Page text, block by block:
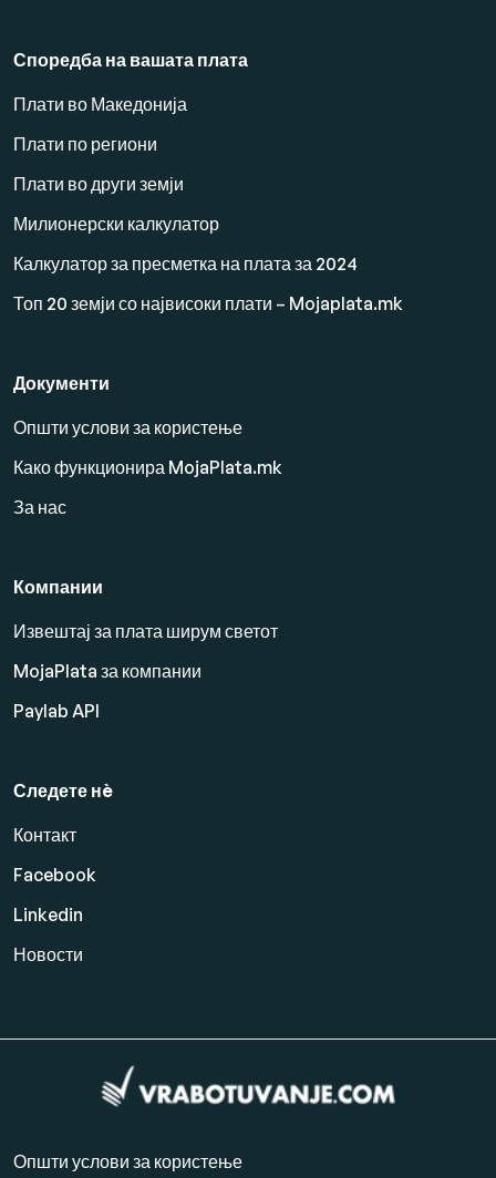
Споредба на вашата плата
Плати во Македонија
Плати по региони
Плати во други земји
Милионерски калкулатор
Калкулатор за пресметка на плата за 2024
Топ 20 земји со највисоки плати – Mojaplata.mk
Документи
Општи услови за користење
Како функционира MojaPlata.mk
За нас
Компании
Извештај за плата ширум светот
MojaPlata за компании
Paylab API
Следете нè
Контакт
Facebook
Linkedin
Новости
Општи услови за користење